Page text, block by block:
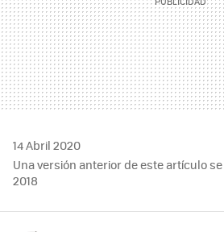
14 Abril 2020
Una versión anterior de este artículo
2018